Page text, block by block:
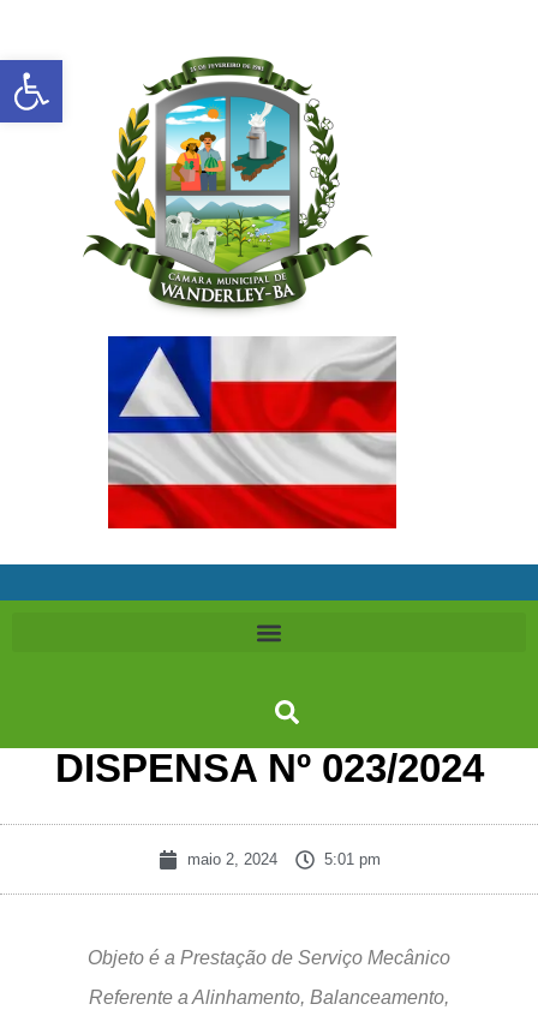
DISPENSA Nº 023/2024
maio 2, 2024 5:01 pm
Objeto é a Prestação de Serviço Mecânico
Referente a Alinhamento, Balanceamento,
Abrir a barra de ferramentas